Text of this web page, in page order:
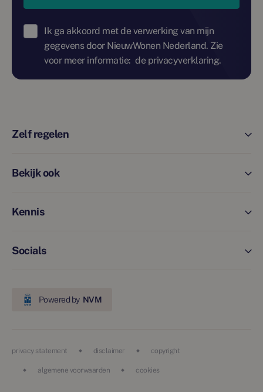
Ik ga akkoord met de verwerking van mijn
gegevens door NieuwWonen Nederland. Zie
voor meer informatie: de privacyverklaring.
Zelf regelen
Bekijk ook
Kennis
Socials
Powered by NVM
privacy statement disclaimer copyright
algemene voorwaarden cookies